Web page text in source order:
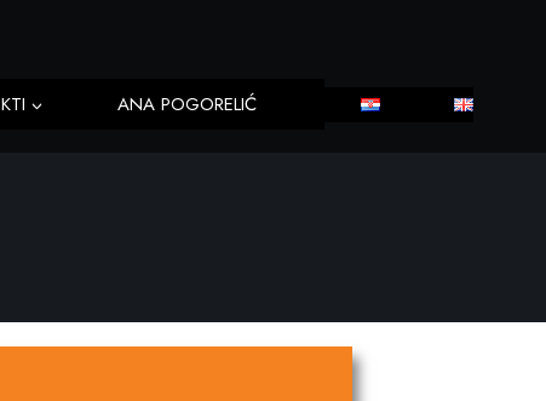
ANA POGORELIĆ